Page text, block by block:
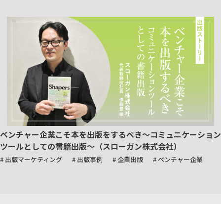
ベンチャー企業こそ本を出版をするべき～コミュニケーション
ツールとしての書籍出版～（スローガン株式会社）
# 出版マーケティング # 出版事例 # 企業出版 # ベンチャー企業